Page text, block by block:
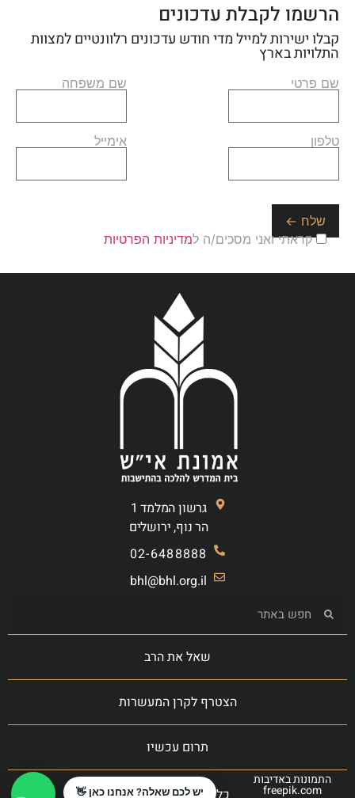
הרשמו לקבלת עדכונים
קבלו ישירות למייל מדי חודש עדכונים רלוונטיים למצוות
התלויות בארץ
שם פרטי שם משפחה
טלפון אימייל
קראתי ואני מסכים/ה למדיניות הפרטיות
גרשון המלמד 1
הר נוף, ירושלים
02-6488888
bhl@bhl.org.il
שאל את הרב
הצטרף לקרן המעשרות
תרום עכשיו
התמונות באדיבות
freepik.com יש לכם שאלה? אנחנו כאן 👋